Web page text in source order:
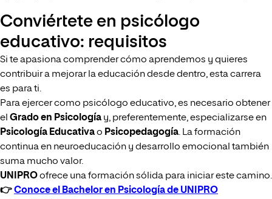
Conviértete en psicólogo
educativo: requisitos
Si te apasiona comprender cómo aprendemos y quieres
contribuir a mejorar la educación desde dentro, esta carrera
es para ti.
Para ejercer como psicólogo educativo, es necesario obtener
el Grado en Psicología y, preferentemente, especializarse en
Psicología Educativao Psicopedagogía. La formación
continua en neuroeducación y desarrollo emocional también
suma mucho valor.
UNIPROofrece una formación sólida para iniciar este camino.
👉Conoce el Bachelor en Psicología de UNIPRO